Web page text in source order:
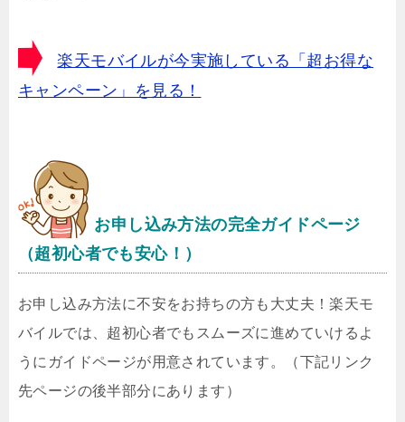
楽天モバイルが今実施している「超お得な
キャンペーン」を見る！
お申し込み方法の完全ガイドページ
（超初心者でも安心！）
お申し込み方法に不安をお持ちの方も大丈夫！楽天モ
バイルでは、超初心者でもスムーズに進めていけるよ
うにガイドページが用意されています。（下記リンク
先ページの後半部分にあります）